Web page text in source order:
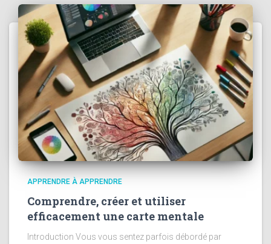
APPRENDRE À APPRENDRE
Comprendre, créer et utiliser
efficacement une carte mentale
Introduction Vous vous sentez parfois débordé par